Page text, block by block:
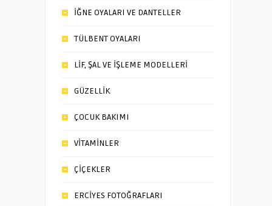
İĞNE OYALARI VE DANTELLER
TÜLBENT OYALARI
LİF, ŞAL VE İŞLEME MODELLERİ
GÜZELLİK
ÇOCUK BAKIMI
VİTAMİNLER
ÇİÇEKLER
ERCİYES FOTOĞRAFLARI